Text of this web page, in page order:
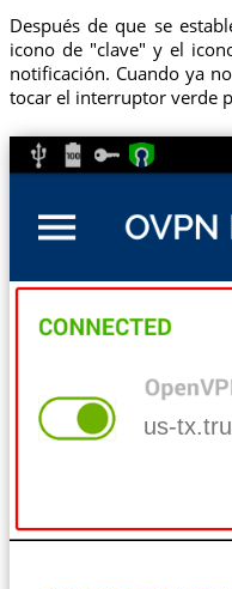
Después de que se
icono de "clave" y el
notificación. Cuando ya
tocar el interruptor verde
us-